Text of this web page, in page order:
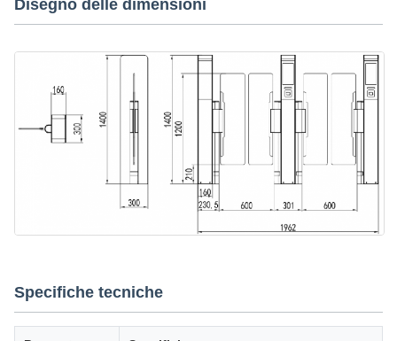
Disegno delle dimensioni
Specifiche tecniche